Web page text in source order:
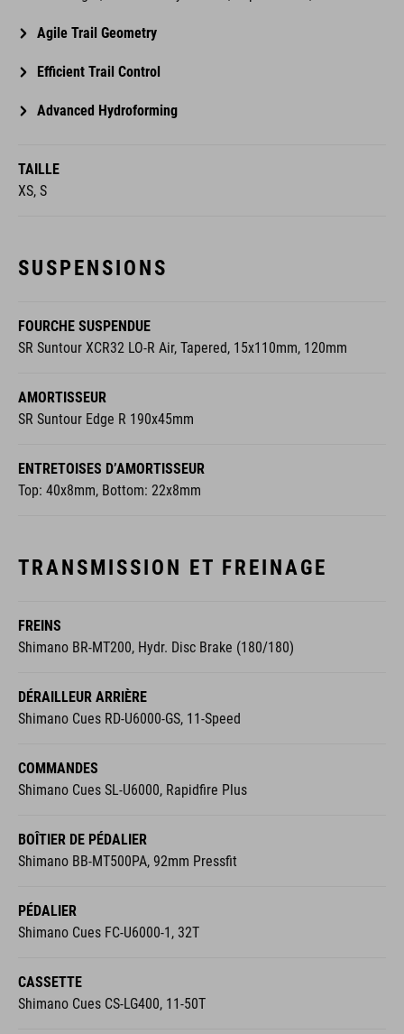
Agile Trail Geometry
Efficient Trail Control
Advanced Hydroforming
TAILLE
XS, S
SUSPENSIONS
FOURCHE SUSPENDUE
SR Suntour XCR32 LO-R Air, Tapered, 15x110mm, 120mm
AMORTISSEUR
SR Suntour Edge R 190x45mm
ENTRETOISES D’AMORTISSEUR
Top: 40x8mm, Bottom: 22x8mm
TRANSMISSION ET FREINAGE
FREINS
Shimano BR-MT200, Hydr. Disc Brake (180/180)
DÉRAILLEUR ARRIÈRE
Shimano Cues RD-U6000-GS, 11-Speed
COMMANDES
Shimano Cues SL-U6000, Rapidfire Plus
BOÎTIER DE PÉDALIER
Shimano BB-MT500PA, 92mm Pressfit
PÉDALIER
Shimano Cues FC-U6000-1, 32T
CASSETTE
Shimano Cues CS-LG400, 11-50T